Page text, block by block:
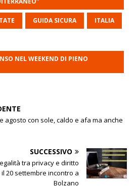
GUIDA SICURA ITALIA
NEL WEEKEND DI PIENO
agosto con sole, caldo e afa ma anche
SUCCESSIVO
tra privacy e diritto
il 20 settembre incontro a
Bolzano